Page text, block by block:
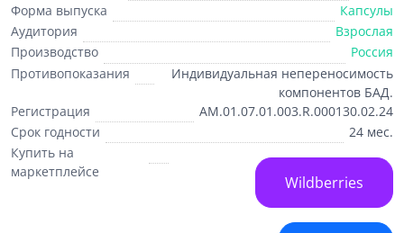
Форма выпуска
Капсулы
Аудитория
Взрослая
Производство
Россия
Противопоказания
Индивидуальная непереносимость
компонентов БАД.
Регистрация
AM.01.07.01.003.R.000130.02.24
Срок годности
24 мес.
Купить на
маркетплейсе
Wildberries